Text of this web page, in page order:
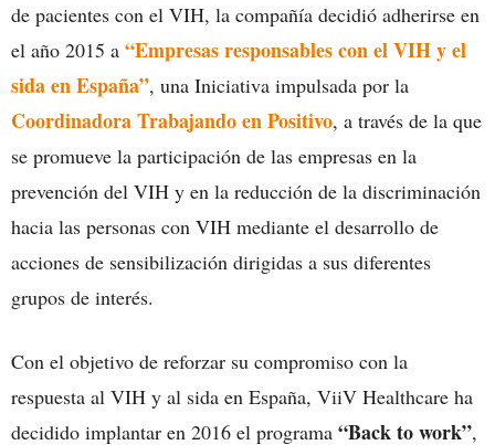
de pacientes con el VIH, la compañía decidió adherirse en
el año 2015 a “Empresas responsables con el VIH y el
sida en España”, una Iniciativa impulsada por la
Coordinadora Trabajando en Positivo, a través de la que
se promueve la participación de las empresas en la
prevención del VIH y en la reducción de la discriminación
hacia las personas con VIH mediante el desarrollo de
acciones de sensibilización dirigidas a sus diferentes
grupos de interés.
Con el objetivo de reforzar su compromiso con la
respuesta al VIH y al sida en España, ViiV Healthcare ha
decidido implantar en 2016 el programa “Back to work”,